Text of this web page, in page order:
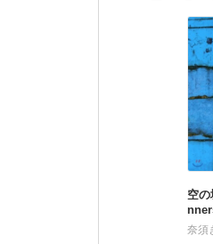
空
奈須